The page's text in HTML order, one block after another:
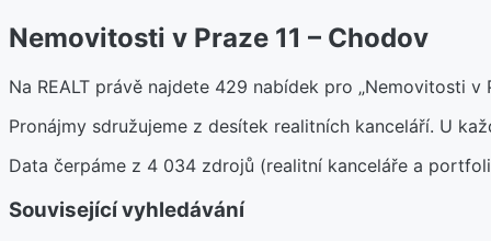
Nemovitosti v Praze 11 – Chodov
Na REALT právě najdete 429 nabídek pro „Nemovitosti
Pronájmy sdružujeme z desítek realitních kanceláří. U
Data čerpáme z 4 034 zdrojů (realitní kanceláře a
Související vyhledávání